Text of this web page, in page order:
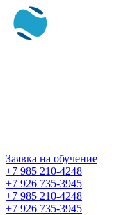
Заявка на обучение
+7 985 210-4248
+7 926 735-3945
+7 985 210-4248
+7 926 735-3945